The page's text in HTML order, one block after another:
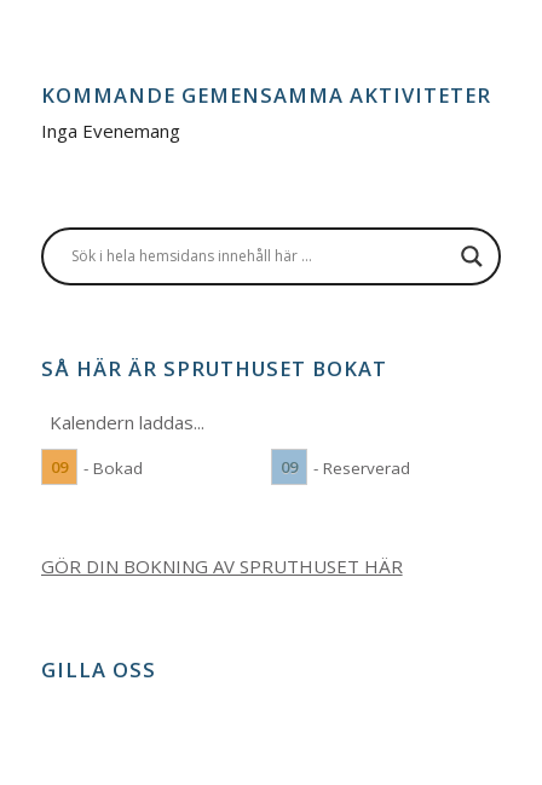
KOMMANDE GEMENSAMMA AKTIVITETER
Inga Evenemang
SÅ HÄR ÄR SPRUTHUSET BOKAT
Kalendern laddas...
09 - Bokad 09 - Reserverad
GÖR DIN BOKNING AV SPRUTHUSET HÄR
GILLA OSS